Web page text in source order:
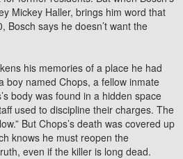
Mickey Haller, brings him word that
Bosch says he doesn’t want the
his memories of a place he had
boy named Chops, a fellow inmate
body was found in a hidden space
used to discipline their charges. The
But Chops’s death was covered up
knows he must reopen the
even if the killer is long dead.